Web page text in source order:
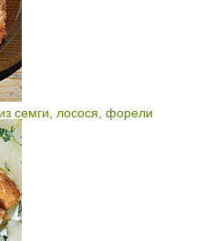
семги, лосося, форели